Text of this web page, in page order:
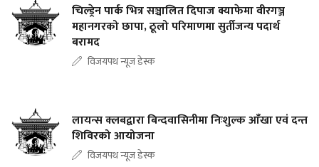
चिल्ड्रेन पार्क भित्र सञ्चालित दिपाज क्याफेमा वीरगञ्ज
महानगरको छापा, ठूलो परिमाणमा सुर्तीजन्य पदार्थ
बरामद
विजयपथ न्यूज डेस्क
लायन्स क्लबद्वारा बिन्दवासिनीमा निःशुल्क आँखा एवं दन्त
शिविरको आयोजना
विजयपथ न्यूज डेस्क